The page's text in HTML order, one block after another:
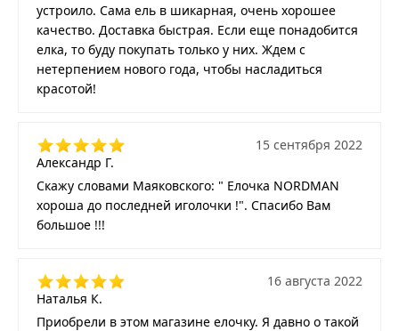
устроило. Сама ель в шикарная, очень хорошее
качество. Доставка быстрая. Если еще понадобится
елка, то буду покупать только у них. Ждем с
нетерпением нового года, чтобы насладиться
красотой!
Александр Г.
15 сентября 2022
Скажу словами Маяковского: " Елочка NORDMAN
хороша до последней иголочки !". Спасибо Вам
большое !!!
Наталья К.
16 августа 2022
Приобрели в этом магазине елочку. Я давно о такой